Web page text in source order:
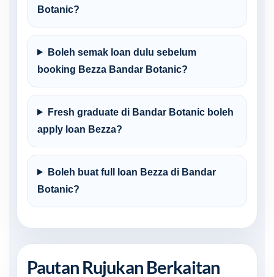
Botanic?
Boleh semak loan dulu sebelum
booking Bezza Bandar Botanic?
Fresh graduate di Bandar Botanic boleh
apply loan Bezza?
Boleh buat full loan Bezza di Bandar
Botanic?
Pautan Rujukan Berkaitan